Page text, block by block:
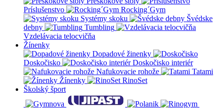
Príslušenstvo
Rocking´Gym
Systémy skoku
Švédske
debny
Tumbling
Vzdelávacia telocvičňa
Žínenky
Dopadové žinenky
Doskočisko
Doskočisko interiér
Nafukovacie rohože
Tatami
Žínenky
RinoSet
Školský šport